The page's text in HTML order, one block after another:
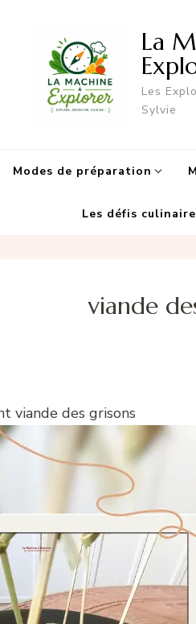
La
Les
Sylvie
Modes de préparation
Les défis
viande
viande des grisons